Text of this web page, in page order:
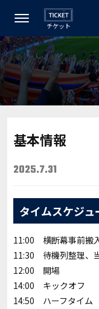
チケット
基本情報
2025.7.31
タイムスケジュ
11:00 横断幕事前搬
11:30 待機列整理、
12:00 開場
14:00 キックオフ
14:50 ハーフタイム